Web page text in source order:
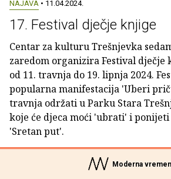
NAJAVA • 11.04.2024.
17. Festival dječje knjige
Centar za kulturu Trešnjevka
zaredom organizira Festival
od 11. travnja do 19. lipnja 2024.
popularna manifestacija 'Uberi
travnja održati u Parku Stara
koje će djeca moći 'ubrati' i ponijeti
'Sretan put'.
Moderna